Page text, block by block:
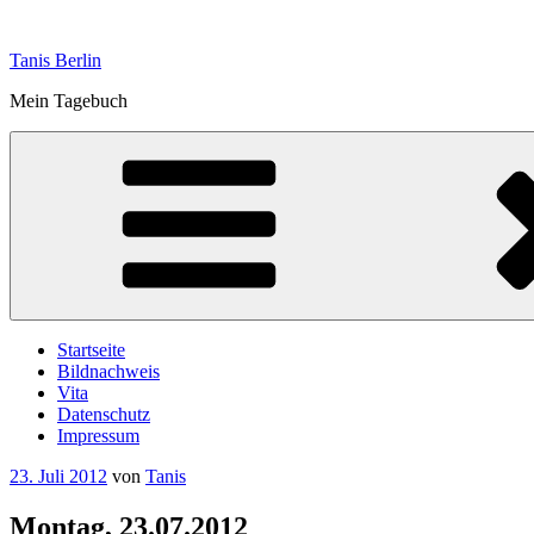
springen
Tanis Berlin
Mein Tagebuch
Startseite
Bildnachweis
Vita
Datenschutz
Impressum
Veröffentlicht
23. Juli 2012 von Tanis
Montag, 23.07.2012